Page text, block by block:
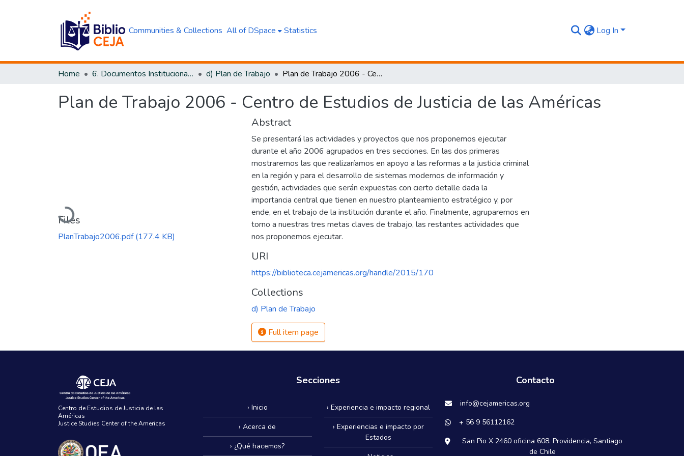
Communities & Collections All of DSpace Statistics Log In
Home 6. Documentos Institucionales CEJA d) Plan de Trabajo Plan de Trabajo 2006 - Centro de Estudios de Justicia de las Américas
Plan de Trabajo 2006 - Centro de Estudios de Justicia de las Américas
Loading...
Files
PlanTrabajo2006.pdf(177.4 KB)
Abstract
Se presentará las actividades y proyectos que nos proponemos ejecutar
durante el año 2006 agrupados en tres secciones. En las dos primeras
mostraremos las que realizaríamos en apoyo a las reformas a la justicia criminal
en la región y para el desarrollo de sistemas modernos de información y
gestión, actividades que serán expuestas con cierto detalle dada la
importancia central que tienen en nuestro planteamiento estratégico y, por
ende, en el trabajo de la institución durante el año. Finalmente, agruparemos en
torno a nuestras tres metas claves de trabajo, las restantes actividades que
nos proponemos ejecutar.
URI
https://biblioteca.cejamericas.org/handle/2015/170
Collections
d) Plan de Trabajo
Full item page
Centro de Estudios de Justicia de las
Américas
Justice Studies Center of the Americas
Secciones
› Inicio
› Acerca de
› ¿Qué hacemos?
› Experiencia e impacto regional
› Experiencias e impacto por
Estados
Contacto
info@cejamericas.org
+ 56 9 56112162
San Pio X 2460 oficina 608. Providencia, Santiago
de Chile